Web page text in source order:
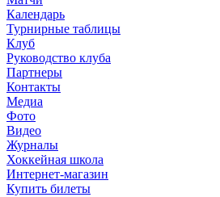
Календарь
Турнирные таблицы
Клуб
Руководство клуба
Партнеры
Контакты
Медиа
Фото
Видео
Журналы
Хоккейная школа
Интернет-магазин
Купить билеты